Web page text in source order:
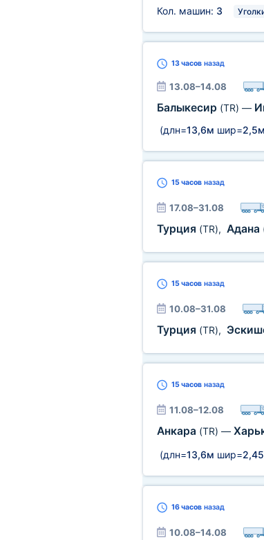
Кол. машин: 3
13 часовназад
13.08–14.08
Балыкесир (TR) —
(длн=13,6м шир=2,5м
15 часовназад
17.08–31.08
Турция (TR), Адана
15 часовназад
10.08–31.08
Турция (TR),
15 часовназад
11.08–12.08
Анкара (TR) —
(длн=13,6м шир=
16 часовназад
10.08–14.08